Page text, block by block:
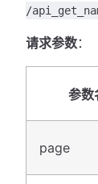
/
请求参数：
参数
page